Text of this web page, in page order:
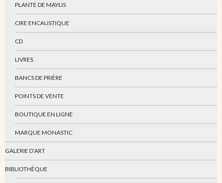
PLANTE DE MAYLIS
CIRE ENCAUSTIQUE
CD
LIVRES
BANCS DE PRIÈRE
POINTS DE VENTE
BOUTIQUE EN LIGNE
MARQUE MONASTIC
GALERIE D’ART
BIBLIOTHÈQUE